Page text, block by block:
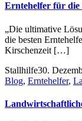
Erntehelfer für die
„Die ultimative
die besten
Kirschenzeit […]
Stallhilfe30.
Blog, Erntehelfer,